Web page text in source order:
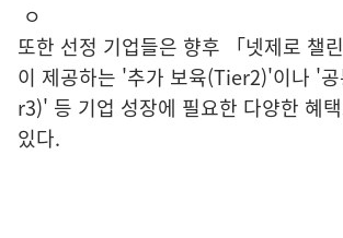
ㅇ
또한 선정 기업들은 향후 「넷제로 챌
이 제공하는 '추가 보육(Tier2)'이나 '
r3)' 등 기업 성장에 필요한 다양한 혜
있다.